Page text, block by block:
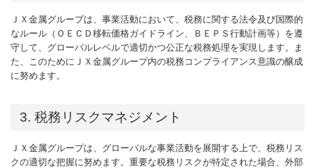
ＪＸ金属グループは、事業活動において、税務に関する法令及び国際的
なルール（ＯＥＣＤ移転価格ガイドライン、ＢＥＰＳ行動計画等）を遵
守して、グローバルレベルで適切かつ公正な税務処理を実現します。ま
た、このためにＪＸ金属グループ内の税務コンプライアンス意識の醸成
に努めます。
3. 税務リスクマネジメント
ＪＸ金属グループは、グローバルな事業活動を展開する上で、税務リス
クの適切な把握に努めます。重要な税務リスクが特定された場合、外部